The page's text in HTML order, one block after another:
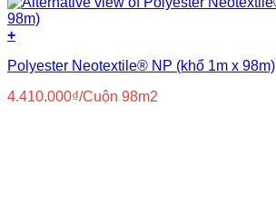
+
Polyester Neotextile® NP (khổ 1m x 98m)
4.410.000₫/Cuộn 98m2